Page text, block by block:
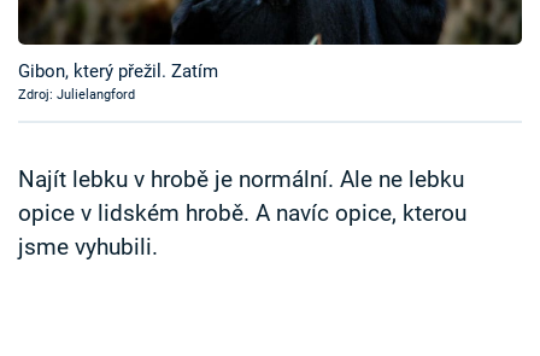
Sledujte prima+
Sledujte nás
Gibon, který přežil. Zatím
Zdroj: Julielangford
Najít lebku v hrobě je normální. Ale ne lebku
opice v lidském hrobě. A navíc opice, kterou
jsme vyhubili.